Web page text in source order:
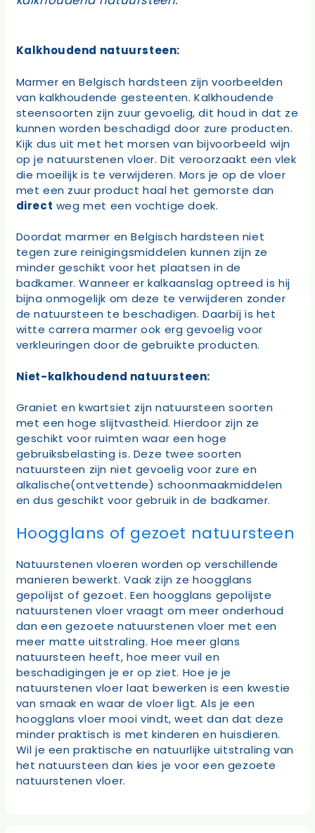
Kalkhoudend natuursteen:
Marmer en Belgisch hardsteen zijn voorbeelden
van kalkhoudende gesteenten. Kalkhoudende
steensoorten zijn zuur gevoelig, dit houd in dat ze
kunnen worden beschadigd door zure producten.
Kijk dus uit met het morsen van bijvoorbeeld wijn
op je natuurstenen vloer. Dit veroorzaakt een vlek
die moeilijk is te verwijderen. Mors je op de vloer
met een zuur product haal het gemorste dan
direct weg met een vochtige doek.
Doordat marmer en Belgisch hardsteen niet
tegen zure reinigingsmiddelen kunnen zijn ze
minder geschikt voor het plaatsen in de
badkamer. Wanneer er kalkaanslag optreed is hij
bijna onmogelijk om deze te verwijderen zonder
de natuursteen te beschadigen. Daarbij is het
witte carrera marmer ook erg gevoelig voor
verkleuringen door de gebruikte producten.
Niet-kalkhoudend natuursteen:
Graniet en kwartsiet zijn natuursteen soorten
met een hoge slijtvastheid. Hierdoor zijn ze
geschikt voor ruimten waar een hoge
gebruiksbelasting is. Deze twee soorten
natuursteen zijn niet gevoelig voor zure en
alkalische(ontvettende) schoonmaakmiddelen
en dus geschikt voor gebruik in de badkamer.
Hoogglans of gezoet natuursteen
Natuurstenen vloeren worden op verschillende
manieren bewerkt. Vaak zijn ze hoogglans
gepolijst of gezoet. Een hoogglans gepolijste
natuurstenen vloer vraagt om meer onderhoud
dan een gezoete natuurstenen vloer met een
meer matte uitstraling. Hoe meer glans
natuursteen heeft, hoe meer vuil en
beschadigingen je er op ziet. Hoe je je
natuurstenen vloer laat bewerken is een kwestie
van smaak en waar de vloer ligt. Als je een
hoogglans vloer mooi vindt, weet dan dat deze
minder praktisch is met kinderen en huisdieren.
Wil je een praktische en natuurlijke uitstraling van
het natuursteen dan kies je voor een gezoete
natuurstenen vloer.